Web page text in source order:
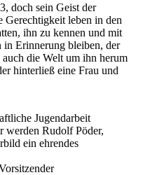
doch sein Geist der
Gerechtigkeit leben in den
ihn zu kennen und mit
Erinnerung bleiben, der
die Welt um ihn herum
hinterließ eine Frau und
Jugendarbeit
werden Rudolf Pöder,
ein ehrendes